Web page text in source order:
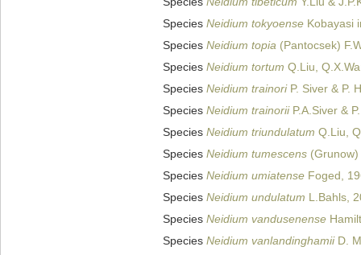
Species Neidium tokyoense Kobayasi
Species Neidium topia (Pantocsek)
Species Neidium tortum Q.Liu,
Species Neidium trainoriP. Siver & P.
Species Neidium trainoriiP.A.Siver &
Species Neidium triundulatum Q.Liu,
Species Neidium tumescens
Species Neidium umiatense Foged,
Species Neidium undulatum L.Bahls,
Species Neidium vandusenense
Species Neidium vanlandinghamiiD.